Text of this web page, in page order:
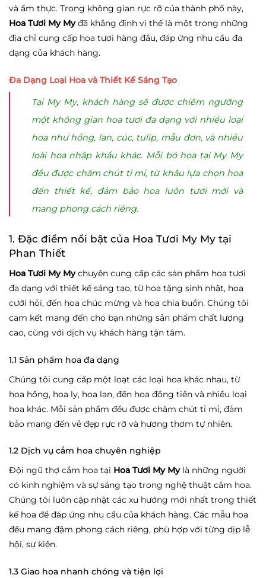
và ẩm thực. Trong không gian rực rỡ của thành phố này,
Hoa Tươi My Myđã khẳng định vị thế là một trong những
địa chỉ cung cấp hoa tươi hàng đầu, đáp ứng nhu cầu đa
dạng của khách hàng.
Đa Dạng Loại Hoa và Thiết Kế Sáng Tạo
Tại My My, khách hàng sẽ được chiêm ngưỡng
một không gian hoa tươi đa dạng với nhiều loại
hoa như hồng, lan, cúc, tulip, mẫu đơn, và nhiều
loài hoa nhập khẩu khác. Mỗi bó hoa tại My My
đều được chăm chút tỉ mỉ, từ khâu lựa chọn hoa
đến thiết kế, đảm bảo hoa luôn tươi mới và
mang phong cách riêng.
1. Đặc điểm nổi bật của Hoa Tươi My My tại
Phan Thiết
Hoa Tươi My Mychuyên cung cấp các sản phẩm hoa tươi
đa dạng với thiết kế sáng tạo, từ hoa tặng sinh nhật, hoa
cưới hỏi, đến hoa chúc mừng và hoa chia buồn. Chúng tôi
cam kết mang đến cho bạn những sản phẩm chất lượng
cao, cùng với dịch vụ khách hàng tận tâm.
1.1 Sản phẩm hoa đa dạng
Chúng tôi cung cấp một loạt các loại hoa khác nhau, từ
hoa hồng, hoa ly, hoa lan, đến hoa đồng tiền và nhiều loại
hoa khác. Mỗi sản phẩm đều được chăm chút tỉ mỉ, đảm
bảo mang đến vẻ đẹp rực rỡ và hương thơm tự nhiên.
1.2 Dịch vụ cắm hoa chuyên nghiệp
Đội ngũ thợ cắm hoa tại Hoa Tươi My Mylà những người
có kinh nghiệm và sự sáng tạo trong nghệ thuật cắm hoa.
Chúng tôi luôn cập nhật các xu hướng mới nhất trong thiết
kế hoa để đáp ứng nhu cầu của khách hàng. Các mẫu hoa
đều mang đậm phong cách riêng, phù hợp với từng dịp lễ
hội, sự kiện.
1.3 Giao hoa nhanh chóng và tiện lợi